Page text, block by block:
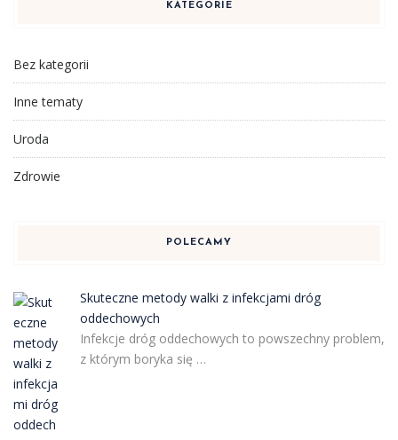
KATEGORIE
Bez kategorii
Inne tematy
Uroda
Zdrowie
POLECAMY
Skuteczne metody walki z infekcjami dróg
oddechowych
Infekcje dróg oddechowych to powszechny problem,
z którym boryka się …